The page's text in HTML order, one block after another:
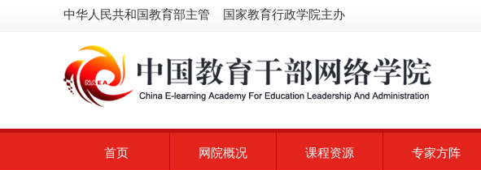
中华人民共和国教育部主管 国家教育行政学院主办
首页 网院概况 课程资源 专家方阵